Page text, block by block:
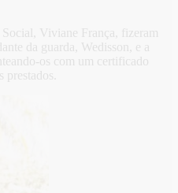
Viviane França, fizeram
da guarda, Wedisson, e a
os com um certificado
prestados.